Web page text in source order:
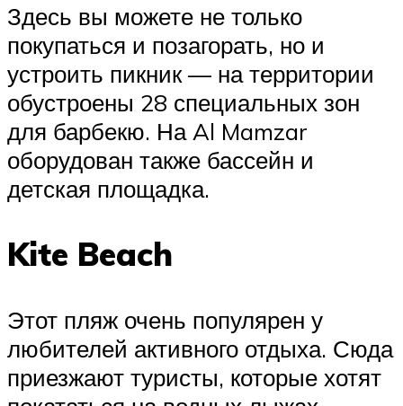
Здесь вы можете не только
покупаться и позагорать, но и
устроить пикник — на территории
обустроены 28 специальных зон
для барбекю. На Al Mamzar
оборудован также бассейн и
детская площадка.
Kite Beach
Этот пляж очень популярен у
любителей активного отдыха. Сюда
приезжают туристы, которые хотят